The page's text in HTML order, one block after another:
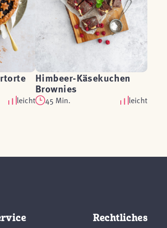
leicht
Himbeer-Käsekuchen
Brownies
45 Min. leicht
Rechtliches